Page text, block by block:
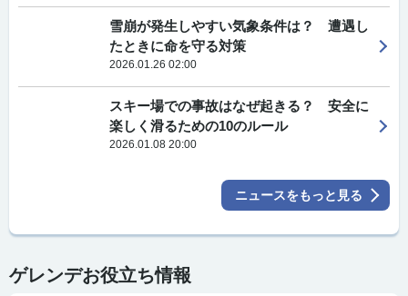
雪崩が発生しやすい気象条件は？ 遭遇し
たときに命を守る対策
2026.01.26 02:00
スキー場での事故はなぜ起きる？ 安全に
楽しく滑るための10のルール
2026.01.08 20:00
ニュースをもっと見る
ゲレンデお役立ち情報